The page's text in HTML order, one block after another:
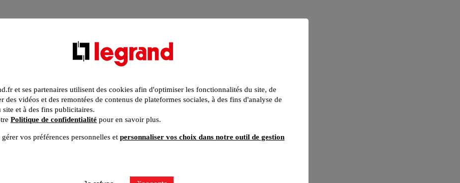
et ses partenaires utilisent des cookies afin d'optimiser les fonctionnalités du site, de
des vidéos et des remontées de contenus de plateformes sociales, à des fins d'analyse de
site et à des fins publicitaires.
Politique de confidentialité pour en savoir plus.
vos préférences personnelles et personnaliser vos choix dans notre outil de gestion